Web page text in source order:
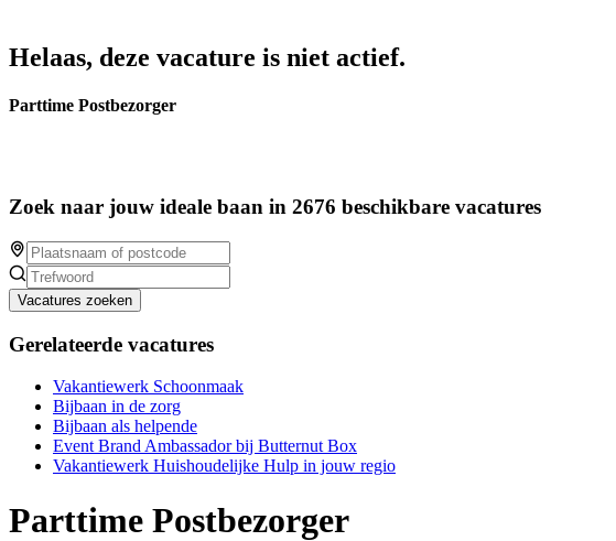
Helaas, deze vacature is niet actief.
Parttime Postbezorger
Zoek naar jouw ideale baan in 2676 beschikbare vacatures
Vacatures zoeken
Gerelateerde vacatures
Vakantiewerk Schoonmaak
Bijbaan in de zorg
Bijbaan als helpende
Event Brand Ambassador bij Butternut Box
Vakantiewerk Huishoudelijke Hulp in jouw regio
Parttime Postbezorger